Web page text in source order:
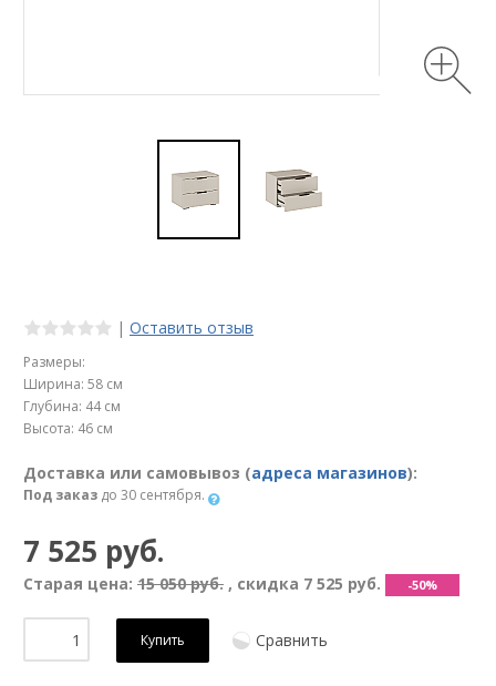
| Оставить отзыв
Размеры:
Ширина: 58 см
Глубина: 44 см
Высота: 46 см
Доставка или самовывоз (адреса магазинов):
Под заказ до 30 сентября.
7 525 руб.
Старая цена: 15 050 руб. , скидка 7 525 руб. -50%
Купить Сравнить